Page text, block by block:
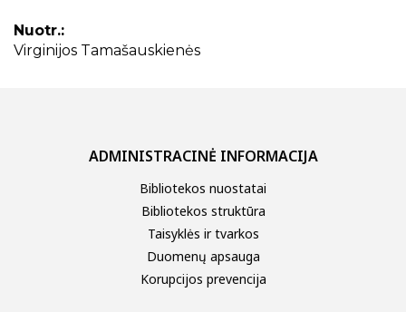
Nuotr.:
Virginijos Tamašauskienės
ADMINISTRACINĖ INFORMACIJA
Bibliotekos nuostatai
Bibliotekos struktūra
Taisyklės ir tvarkos
Duomenų apsauga
Korupcijos prevencija